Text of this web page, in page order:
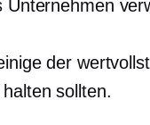
Unternehmen
der
sollten.